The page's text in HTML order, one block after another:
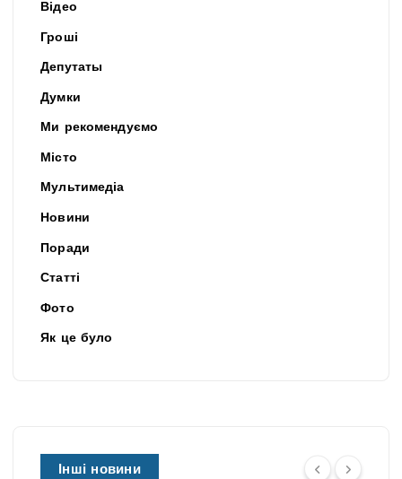
Відео
Гроші
Депутаты
Думки
Ми рекомендуємо
Місто
Мультимедіа
Новини
Поради
Статті
Фото
Як це було
Інші новини